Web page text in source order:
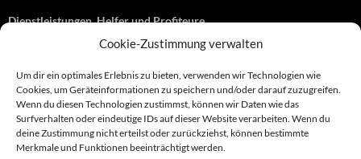
Cookie-Zustimmung verwalten
Um dir ein optimales Erlebnis zu bieten, verwenden wir Technologien wie
Cookies, um Geräteinformationen zu speichern und/oder darauf zuzugreifen.
Wenn du diesen Technologien zustimmst, können wir Daten wie das
Surfverhalten oder eindeutige IDs auf dieser Website verarbeiten. Wenn du
deine Zustimmung nicht erteilst oder zurückziehst, können bestimmte
Merkmale und Funktionen beeinträchtigt werden.
Dienstleistungen, Helfer und Profiteure
Anonymisierungsdienste, VPN- und Web-Proxy…
Bezahlsysteme, Finanzdienstleister und…
Bürodienstleister, Firmengründer- und/oder…
Datenhändler, Adressbroker und zielgerichtetes…
Hosting, Routing, Provider, Domain-, Web- und…
Inkasso, Forderungsmanagement und eintreibende…
Spieleanbieter, Online- und Browsergames